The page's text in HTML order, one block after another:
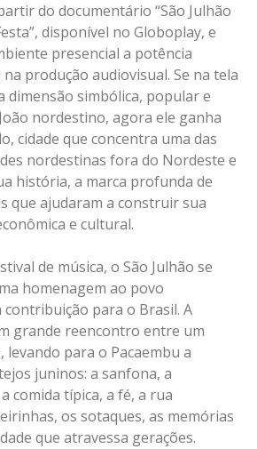
do documentário “São Julhão
disponível no Globoplay, e
presencial a potência
produção audiovisual. Se na tela
dimensão simbólica, popular e
nordestino, agora ele ganha
cidade que concentra uma das
nordestinas fora do Nordeste e
história, a marca profunda de
que ajudaram a construir sua
e cultural.
de música, o São Julhão se
homenagem ao povo
para o Brasil. A
grande reencontro entre um
levando para o Pacaembu a
juninos: a sanfona, a
comida típica, a fé, a rua
os sotaques, as memórias
que atravessa gerações.